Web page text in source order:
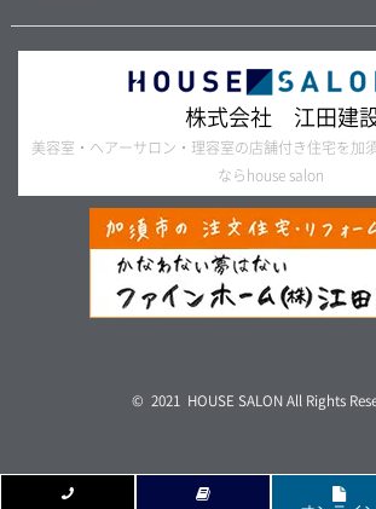
株式会社 江田建
美容室・ヘアーサロン・理容室の店舗付き住宅を加
ならhouse salon
© 2021 HOUSE SALON All Rights